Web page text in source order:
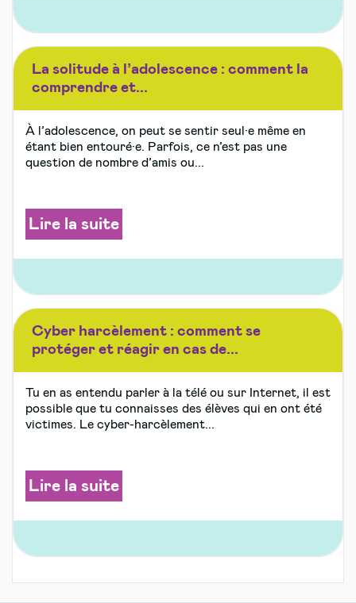
La solitude à l’adolescence : comment la
comprendre et...
À l’adolescence, on peut se sentir seul·e même en
étant bien entouré·e. Parfois, ce n’est pas une
question de nombre d’amis ou...
Lire la suite
Cyber harcèlement : comment se
protéger et réagir en cas de...
Tu en as entendu parler à la télé ou sur Internet, il est
possible que tu connaisses des élèves qui en ont été
victimes. Le cyber-harcèlement...
Lire la suite